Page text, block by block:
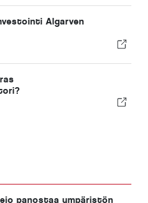
Algarven
panostaa ympäristön